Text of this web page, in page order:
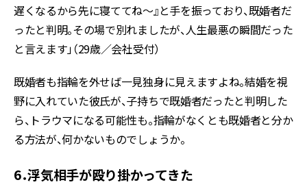
遅くなるから先に寝ててね～』と手を振っており、既婚者だ
ったと判明。その場で別れましたが、人生最悪の瞬間だった
と言えます」（29歳／会社受付）
既婚者も指輪を外せば一見独身に見えますよね。結婚を視
野に入れていた彼氏が、子持ちで既婚者だったと判明した
ら、トラウマになる可能性も。指輪がなくとも既婚者と分か
る方法が、何かないものでしょうか。
6．浮気相手が殴り掛かってきた